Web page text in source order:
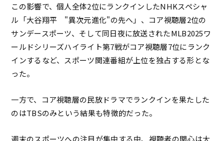
この影響で、個人全体2位にランクインしたNHKスペシャ
ル「大谷翔平 "異次元進化"の先へ」、コア視聴層2位の
サンデースポーツ、そして同日夜に放送されたMLB2025ワ
ールドシリーズハイライト第7戦がコア視聴層7位にランク
インするなど、スポーツ関連番組が上位を独占する形とな
った。
一方で、コア視聴層の民放ドラマでランクインを果たした
のはTBSのみという結果も特徴的だった。
週末のスポーツへの注目が集中する中、視聴者の関心は大